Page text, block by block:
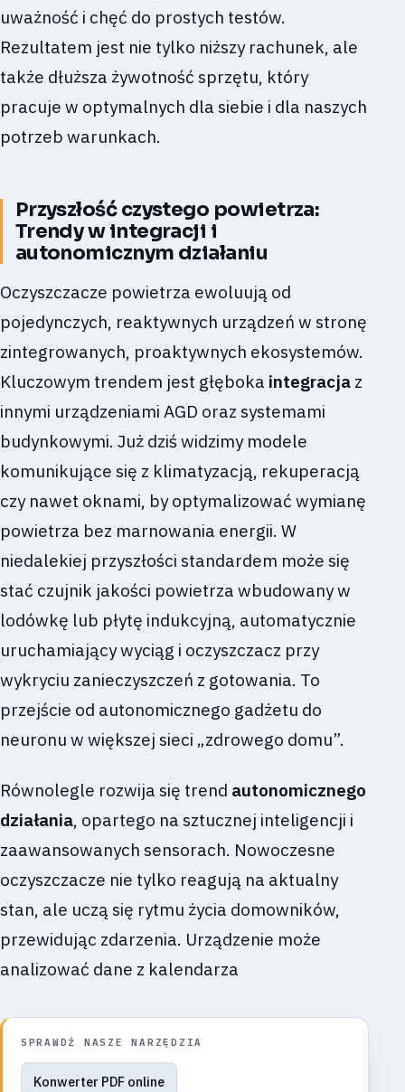
uważność i chęć do prostych testów.
Rezultatem jest nie tylko niższy rachunek, ale
także dłuższa żywotność sprzętu, który
pracuje w optymalnych dla siebie i dla naszych
potrzeb warunkach.
Przyszłość czystego powietrza:
Trendy w integracji i
autonomicznym działaniu
Oczyszczacze powietrza ewoluują od
pojedynczych, reaktywnych urządzeń w stronę
zintegrowanych, proaktywnych ekosystemów.
Kluczowym trendem jest głęboka integracja z
innymi urządzeniami AGD oraz systemami
budynkowymi. Już dziś widzimy modele
komunikujące się z klimatyzacją, rekuperacją
czy nawet oknami, by optymalizować wymianę
powietrza bez marnowania energii. W
niedalekiej przyszłości standardem może się
stać czujnik jakości powietrza wbudowany w
lodówkę lub płytę indukcyjną, automatycznie
uruchamiający wyciąg i oczyszczacz przy
wykryciu zanieczyszczeń z gotowania. To
przejście od autonomicznego gadżetu do
neuronu w większej sieci „zdrowego domu”.
Równolegle rozwija się trend autonomicznego
działania, opartego na sztucznej inteligencji i
zaawansowanych sensorach. Nowoczesne
oczyszczacze nie tylko reagują na aktualny
stan, ale uczą się rytmu życia domowników,
przewidując zdarzenia. Urządzenie może
analizować dane z kalendarza
SPRAWDŹ NASZE NARZĘDZIA
Konwerter PDF online